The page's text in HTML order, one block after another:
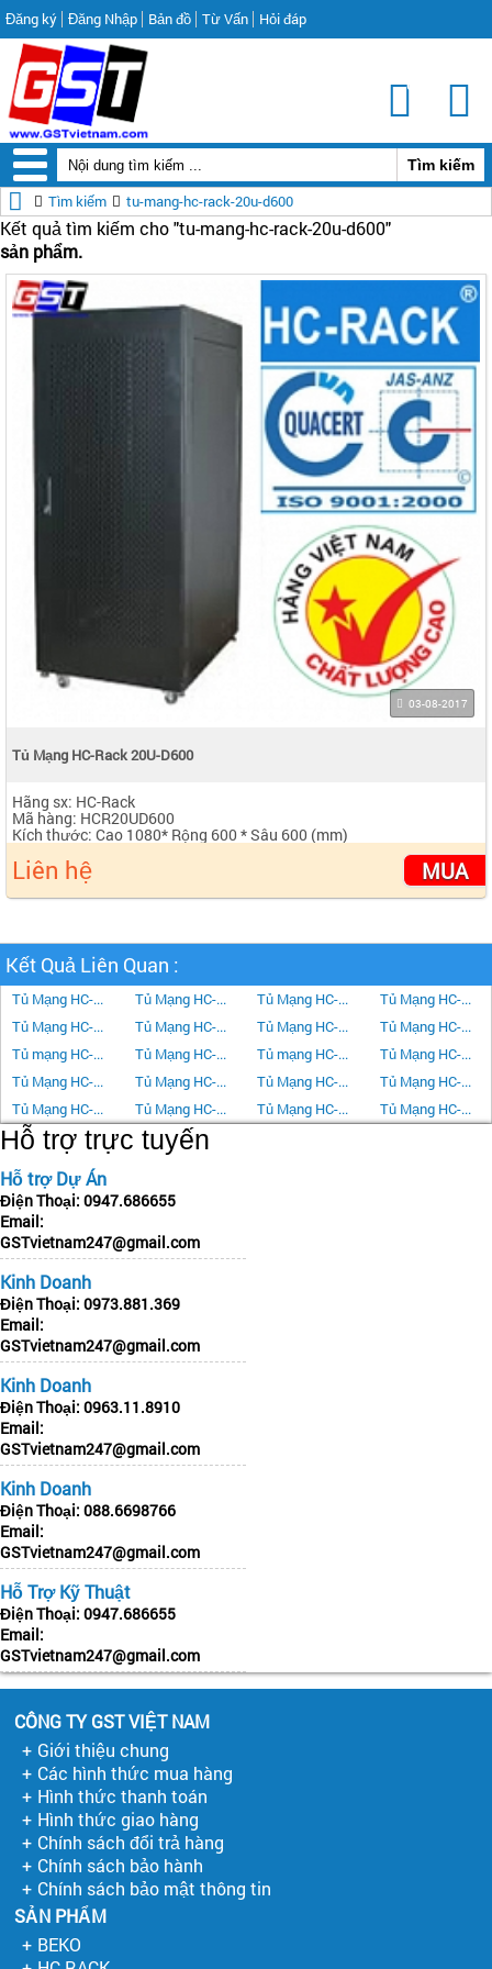
Đăng ký Đăng Nhập Bản đồ Từ Vấn Hỏi đáp
0
Tìm kiếm tu-mang-hc-rack-20u-d600
Kết quả tìm kiếm cho "tu-mang-hc-rack-20u-d600"
sản phẩm.
03-08-2017
Tủ Mạng HC-Rack 20U-D600
Hãng sx: HC-Rack
Mã hàng: HCR20UD600
Kích thước: Cao 1080* Rộng 600 * Sâu 600 (mm)
Màu sắc: Màu đen sần hoặc Ghi sần
Cánh trước: Cửa lưới hoặc Mika
Tải trọng: 150kg
Liên hệ MUA
Kết Quả Liên Quan :
Tủ Mạng HC-Rack 27U-D1000 Tủ Mạng HC-Rack 20U-D1000 Tủ Mạng HC-Rack 27U-D600
Tủ Mạng HC-Rack 27U-D800
Tủ Mạng HC-Rack 20U-D600
Tủ Mạng HC-Rack 20U-D800 Tủ Mạng HC-Rack 15U-D600
Tủ Mạng HC-Rack 15U-D800
Tủ mạng HC-Rack 12U-D600
Tủ Mạng HC-Rack 15U-D400 Tủ mạng HC-Rack 6U-D400
Tủ Mạng HC-Rack 10U-D500
Tủ Mạng HC-Rack 32U-D600
Tủ Mạng HC-Rack 32U-D800 Tủ Mạng HC-Rack 32U-D1000
Tủ Mạng HC-Rack 36U-D600
Tủ Mạng HC-Rack 36U-D800
Tủ Mạng HC-Rack 36U-D1000 Tủ Mạng HC-Rack 42U-D600 Tủ Mạng HC-Rack 42U-D800
Hỗ trợ trực tuyến
Hỗ trợ Dự Án
Điện Thoại: 0947.686655
Email:
GSTvietnam247@gmail.com
Kinh Doanh
Điện Thoại: 0973.881.369
Email:
GSTvietnam247@gmail.com
Kinh Doanh
Điện Thoại: 0963.11.8910
Email:
GSTvietnam247@gmail.com
Kinh Doanh
Điện Thoại: 088.6698766
Email:
GSTvietnam247@gmail.com
Hỗ Trợ Kỹ Thuật
Điện Thoại: 0947.686655
Email:
GSTvietnam247@gmail.com
CÔNG TY GST VIỆT NAM
Giới thiệu chung
Các hình thức mua hàng
Hình thức thanh toán
Hình thức giao hàng
Chính sách đổi trả hàng
Chính sách bảo hành
Chính sách bảo mật thông tin
SẢN PHẨM
BEKO